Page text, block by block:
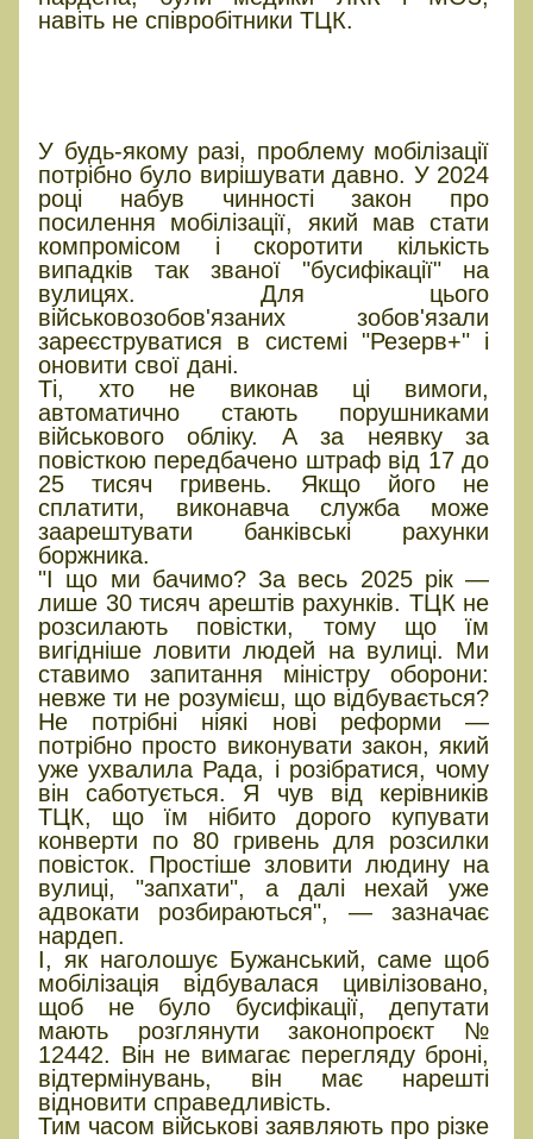
навіть не співробітники ТЦК.
У будь-якому разі, проблему мобілізації
потрібно було вирішувати давно. У 2024
році набув чинності закон про
посилення мобілізації, який мав стати
компромісом і скоротити кількість
випадків так званої "бусифікації" на
вулицях. Для цього
військовозобов'язаних зобов'язали
зареєструватися в системі "Резерв+" і
оновити свої дані.
Ті, хто не виконав ці вимоги,
автоматично стають порушниками
військового обліку. А за неявку за
повісткою передбачено штраф від 17 до
25 тисяч гривень. Якщо його не
сплатити, виконавча служба може
заарештувати банківські рахунки
боржника.
"І що ми бачимо? За весь 2025 рік —
лише 30 тисяч арештів рахунків. ТЦК не
розсилають повістки, тому що їм
вигідніше ловити людей на вулиці. Ми
ставимо запитання міністру оборони:
невже ти не розумієш, що відбувається?
Не потрібні ніякі нові реформи —
потрібно просто виконувати закон, який
уже ухвалила Рада, і розібратися, чому
він саботується. Я чув від керівників
ТЦК, що їм нібито дорого купувати
конверти по 80 гривень для розсилки
повісток. Простіше зловити людину на
вулиці, "запхати", а далі нехай уже
адвокати розбираються", — зазначає
нардеп.
І, як наголошує Бужанський, саме щоб
мобілізація відбувалася цивілізовано,
щоб не було бусифікації, депутати
мають розглянути законопроєкт №
12442. Він не вимагає перегляду броні,
відтермінувань, він має нарешті
відновити справедливість.
Тим часом військові заявляють про різке